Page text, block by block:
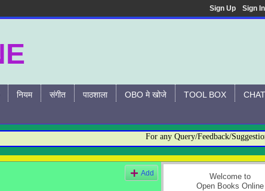
Sign Up Sign In
नियम संगीत पाठशाला OBO मे खोजे TOOL BOX CHAT
For any Query/Feedback/
Add
Welcome to
Open Books Online